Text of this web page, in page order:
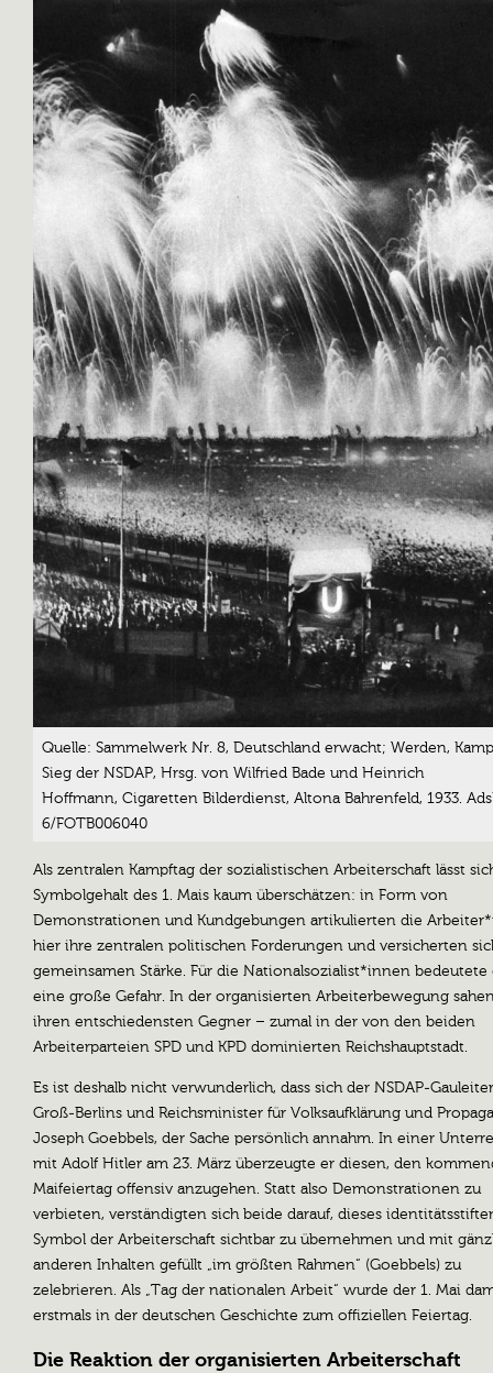
Quelle: Sammelwerk Nr. 8, Deutschland erwacht; Werden,
Sieg der NSDAP, Hrsg. von Wilfried Bade und Heinrich
Hoffmann, Cigaretten Bilderdienst, Altona Bahrenfeld, 1933.
6/FOTB006040
Als zentralen Kampftag der sozialistischen Arbeiterschaft lässt
Symbolgehalt des 1. Mais kaum überschätzen: in Form von
Demonstrationen und Kundgebungen artikulierten die
hier ihre zentralen politischen Forderungen und versicherten
gemeinsamen Stärke. Für die Nationalsozialist*innen bedeutete
eine große Gefahr. In der organisierten Arbeiterbewegung
ihren entschiedensten Gegner – zumal in der von den beiden
Arbeiterparteien SPD und KPD dominierten Reichshauptstadt.
Es ist deshalb nicht verwunderlich, dass sich der NSDAP-Gauleiter
Groß-Berlins und Reichsminister für Volksaufklärung und
Joseph Goebbels, der Sache persönlich annahm. In einer
mit Adolf Hitler am 23. März überzeugte er diesen, den
Maifeiertag offensiv anzugehen. Statt also Demonstrationen zu
verbieten, verständigten sich beide darauf, dieses
Symbol der Arbeiterschaft sichtbar zu übernehmen und mit
anderen Inhalten gefüllt „im größten Rahmen“ (Goebbels) zu
zelebrieren. Als „Tag der nationalen Arbeit“ wurde der 1. Mai
erstmals in der deutschen Geschichte zum offiziellen Feiertag.
Die Reaktion der organisierten Arbeiterschaft